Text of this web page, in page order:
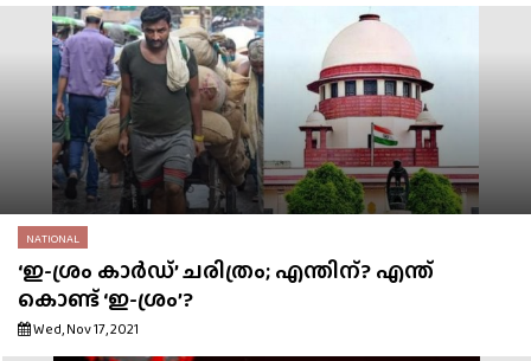
NATIONAL
‘ഇ-ശ്രം കാർഡ്’ ചരിത്രം; എന്തിന്? എന്ത്
കൊണ്ട് ‘ഇ-ശ്രം’?
Wed, Nov 17, 2021